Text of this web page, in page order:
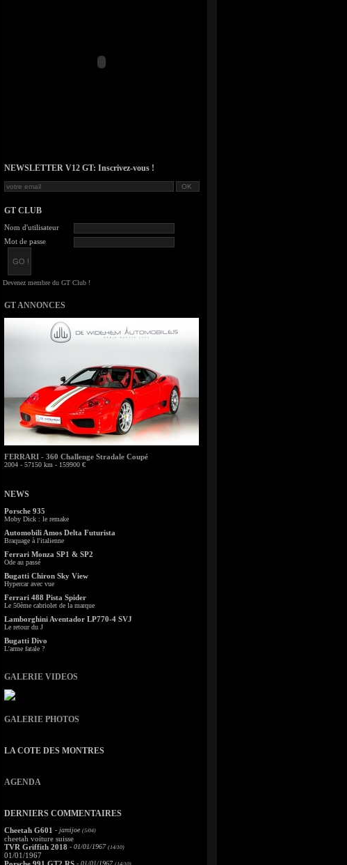
NEWSLETTER V12 GT: Inscrivez-vous !
GT CLUB
Nom d'utilisateur
Mot de passe
GT ANNONCES
FERRARI - 360 Challenge Stradale Coupé
2004 - 57150 km - 159900 €
NEWS
Porsche 935
Moby Dick : le remake
Automobili Amos Delta Futurista
Braquage à l'italienne
Ferrari Monza SP1 & SP2
Ode au passé
Bugatti Chiron Sky View
Hypercar avec vue
Ferrari 488 Pista Spider
Le 50ème cabriolet de la marque
Lamborghini Aventador LP770-4 SVJ
Le retour du J
Bugatti Divo
L'arme fatale ?
GALERIE VIDEOS
GALERIE PHOTOS
LA COTE DES MONTRES
AGENDA
DERNIERS COMMENTAIRES
Cheetah G601 - jamijoe (5/04)
cheetah voiture suisse
TVR Griffith 2018 - 01/01/1967 (14/10)
01/01/1967
- 01/01/1967